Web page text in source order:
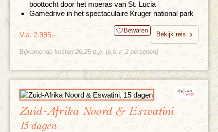
boottocht door het moeras van St. Lucia
Gamedrive in het spectaculaire Kruger national park
V.a. 2.995,- Bewaren
Bekijk reis
Bijkomende kosten 26,25 p.p. (o.b.v. 2 personen)
Zuid-Afrika Noord & Eswatini
15 dagen